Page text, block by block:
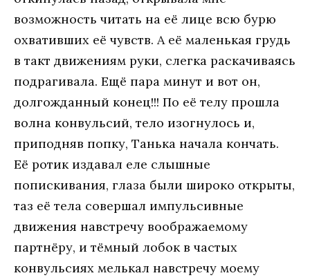
возможность читать на её лице всю бурю
охвативших её чувств. А её маленькая грудь
в такт движениям руки, слегка раскачиваясь
подрагивала. Ещё пара минут и вот он,
долгожданный конец!!! По её телу прошла
волна конвульсий, тело изогнулось и,
приподняв попку, Танька начала кончать.
Её ротик издавал еле слышные
попискивания, глаза были широко открыты,
таз её тела совершал импульсивные
движения навстречу воображаемому
партнёру, и тёмный лобок в частых
конвульсиях мелькал навстречу моему